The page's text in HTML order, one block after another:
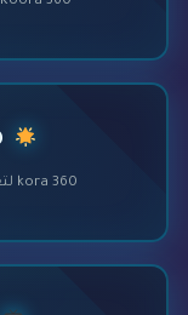
kora 360 لتغطية شاملة لمباريات الدوريات الكبرى